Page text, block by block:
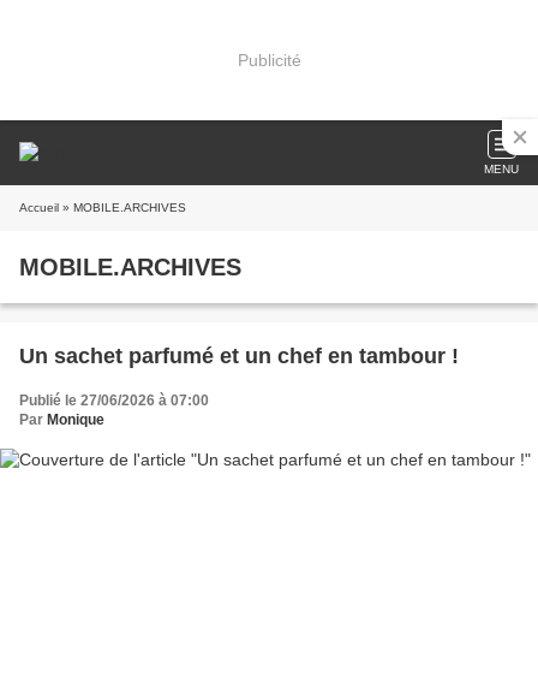
Publicité
MENU
Accueil » MOBILE.ARCHIVES
MOBILE.ARCHIVES
Un sachet parfumé et un chef en tambour !
Publié le 27/06/2026 à 07:00
Par Monique